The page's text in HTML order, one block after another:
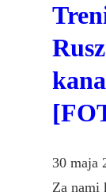
30 maja
Za nami